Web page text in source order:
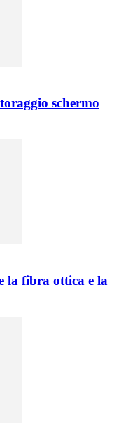
schermo
la fibra ottica e la